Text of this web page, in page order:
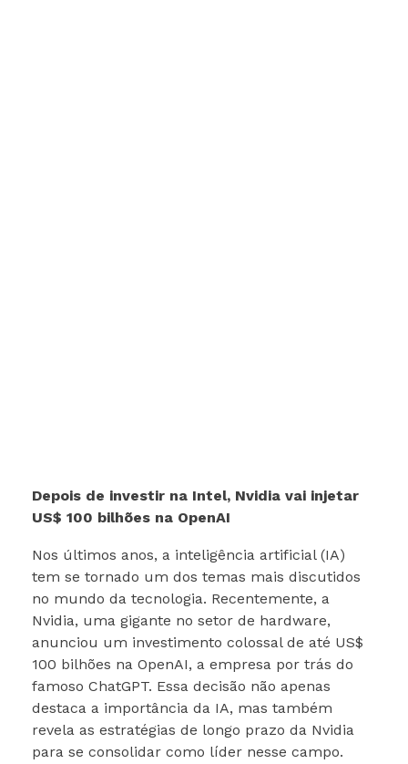
Depois de investir na Intel, Nvidia vai injetar
US$ 100 bilhões na OpenAI
Nos últimos anos, a inteligência artificial (IA)
tem se tornado um dos temas mais discutidos
no mundo da tecnologia. Recentemente, a
Nvidia, uma gigante no setor de hardware,
anunciou um investimento colossal de até US$
100 bilhões na OpenAI, a empresa por trás do
famoso ChatGPT. Essa decisão não apenas
destaca a importância da IA, mas também
revela as estratégias de longo prazo da Nvidia
para se consolidar como líder nesse campo.